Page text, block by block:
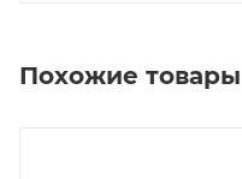
Похожие товары